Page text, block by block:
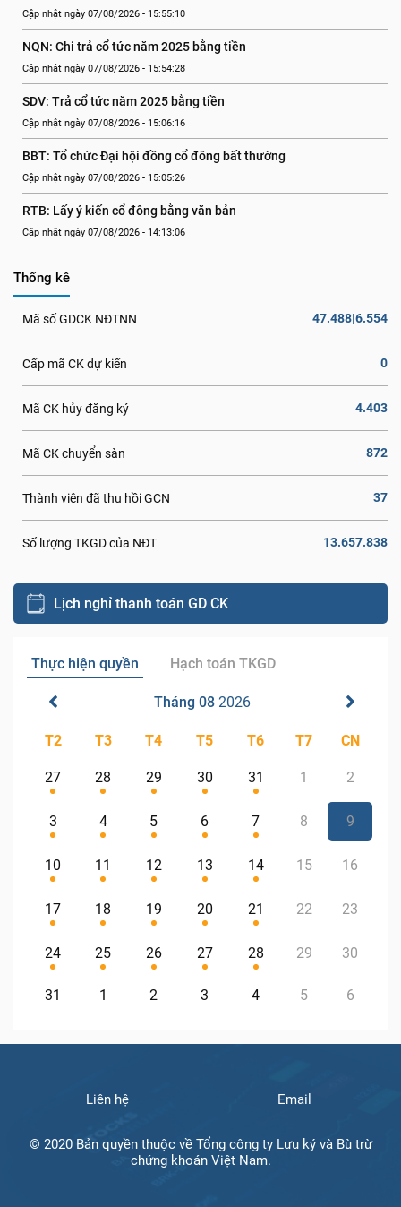
Cập nhật ngày 07/08/2026 - 15:55:10
NQN: Chi trả cổ tức năm 2025 bằng tiền
Cập nhật ngày 07/08/2026 - 15:54:28
SDV: Trả cổ tức năm 2025 bằng tiền
Cập nhật ngày 07/08/2026 - 15:06:16
BBT: Tổ chức Đại hội đồng cổ đông bất thường
Cập nhật ngày 07/08/2026 - 15:05:26
RTB: Lấy ý kiến cổ đông bằng văn bản
Cập nhật ngày 07/08/2026 - 14:13:06
Thống kê
Mã số GDCK NĐTNN 47.488|6.554
Cấp mã CK dự kiến 0
Mã CK hủy đăng ký 4.403
Mã CK chuyển sàn 872
Thành viên đã thu hồi GCN 37
Số lượng TKGD của NĐT 13.657.838
Lịch nghỉ thanh toán GD CK
Thực hiện quyền Hạch toán TKGD
Tháng 08 2026
T2 T3 T4 T5 T6 T7 CN
27 28 29 30 31 1 2
3 4 5 6 7 8 9
10 11 12 13 14 15 16
17 18 19 20 21 22 23
24 25 26 27 28 29 30
31 1 2 3 4 5 6
Liên hệ Email
© 2020 Bản quyền thuộc về Tổng công ty Lưu ký và Bù trừ
chứng khoán Việt Nam.